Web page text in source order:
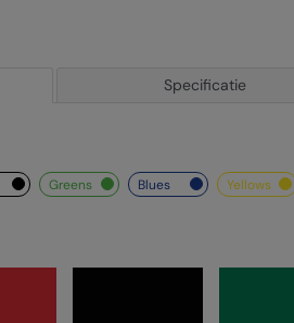
Specificatie
greens blues yellows